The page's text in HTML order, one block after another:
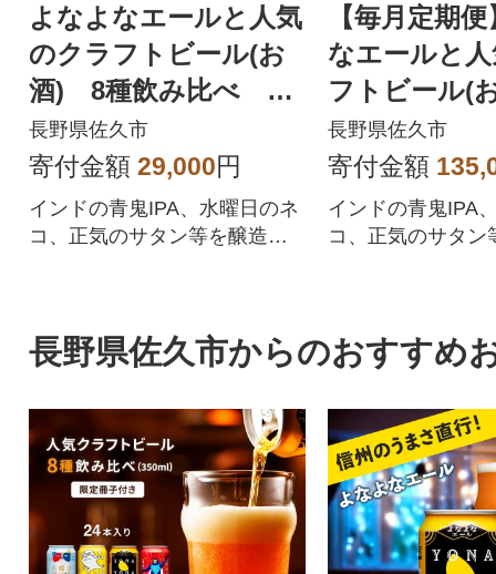
よなよなエールと人気
のクラフトビール(お
酒) 8種飲み比べ 35
0ml×24本
長野県佐久市
寄付金額 29,000円
インドの青鬼IPA、水曜日のネ
コ、正気のサタン等を醸造す
【毎月定期
なエールと
フトビール(
飲み比べ
本全9回
長野県佐久市
寄付金額
インドの青鬼IPA
コ、正気のサタン
長野県佐久市からのおすすめ